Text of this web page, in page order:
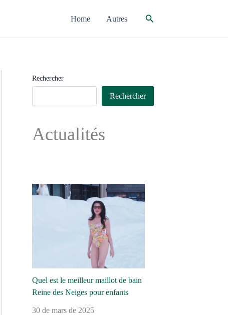
Home Autres Rechercher
Rechercher
Rechercher
Actualités
Quel est le meilleur maillot de bain
Reine des Neiges pour enfants
30 de mars de 2025